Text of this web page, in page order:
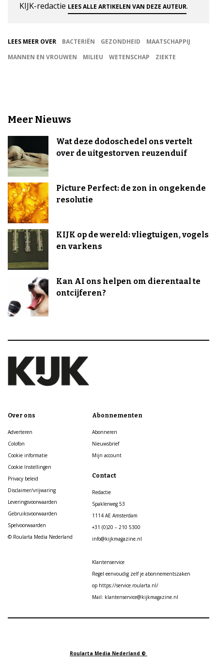
KIJK-redactie LEES ALLE ARTIKELEN VAN DEZE AUTEUR.
LEES MEER OVER BACTERIËN GEZONDHEID
MAATSCHAPPIJ
MANNEN EN VROUWEN
MILIEU WETENSCHAP ZIEKTE
Meer Nieuws
Wat deze dodoschedel ons vertelt
over de uitgestorven reuzenduif
Picture Perfect: de zon in ongekende
resolutie
KIJK op de wereld: vliegtuigen, vogels
en varkens
Kan AI ons helpen om dierentaal te
ontcijferen?
Over ons
Adverteren
Colofon
Cookie informatie
Cookie Instellingen
Privacy beleid
Disclaimer/vrijwaring
Leveringsvoorwaarden
Gebruiksvoorwaarden
Spelvoorwaarden
© Roularta Media Nederland
Abonnementen
Abonneren
Nieuwsbrief
Mijn account
Contact
Redactie
Spaklerweg 53
1114 AE Amsterdam
+31 (0)20 – 210 5300
info@kijkmagazine.nl
Klantenservice
Regel eenvoudig zelf je abonnementszaken
op https://service.roularta.nl/
Mail: klantenservice@kijkmagazine.nl
Roularta Media Nederland ©